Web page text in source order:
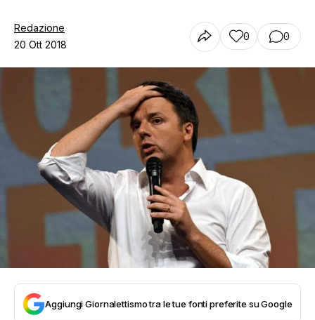
Redazione
20 Ott 2018
0 0
Aggiungi Giornalettismo tra le tue fonti preferite su Google